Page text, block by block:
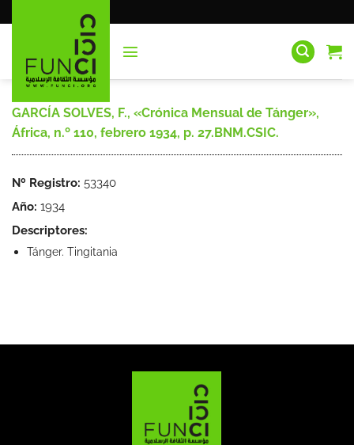
al
GARCÍA SOLVES, F., «Crónica Mensual de Tánger»,
África, n.º 110, febrero 1934, p. 27.BNM.CSIC.
Nº Registro: 53340
Año: 1934
Descriptores:
Tánger. Tingitania